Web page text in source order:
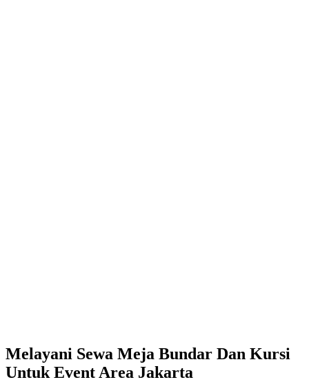
Melayani Sewa Meja Bundar Dan Kursi
Untuk Event Area Jakarta